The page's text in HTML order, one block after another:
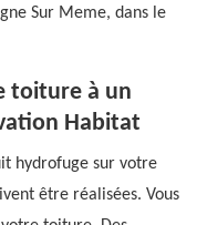
Sur Meme, dans le
toiture à un
Habitat
hydrofuge sur votre
être réalisées. Vous